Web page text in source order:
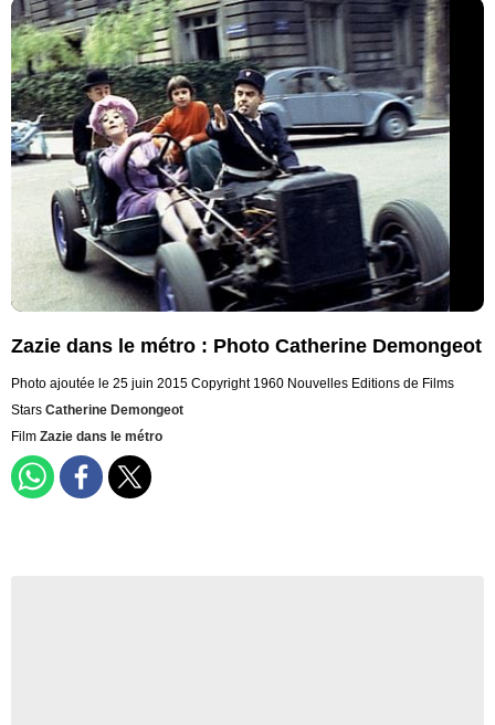
Zazie dans le métro : Photo Catherine Demongeot
Photo ajoutée le 25 juin 2015 Copyright 1960 Nouvelles Editions de Films
Stars Catherine Demongeot
Film Zazie dans le métro